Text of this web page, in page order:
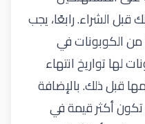
قبل الشراء. رابعًا، يجب
الكوبونات في
لها تواريخ انتهاء
قبل ذلك. بالإضافة
أكثر قيمة في